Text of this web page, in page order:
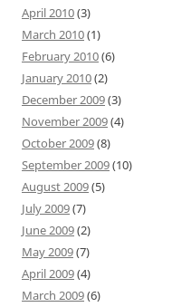
April 2010(3)
March 2010(1)
February 2010(6)
January 2010(2)
December 2009(3)
November 2009(4)
October 2009(8)
September 2009(10)
August 2009(5)
July 2009(7)
June 2009(2)
May 2009(7)
April 2009(4)
March 2009(6)